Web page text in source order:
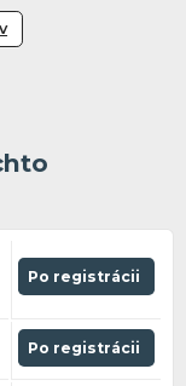
Po registrácii
Po registrácii